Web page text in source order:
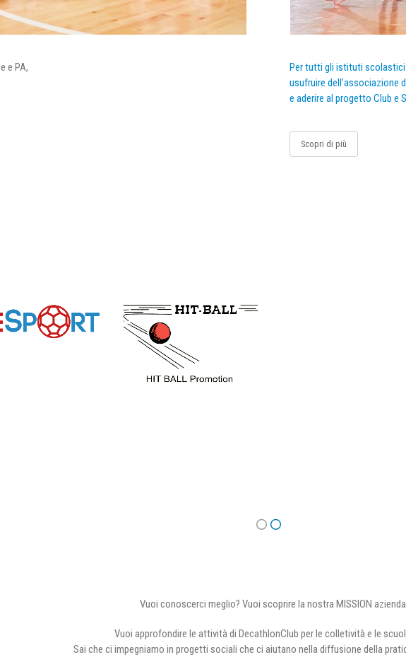
e PA,
Per tutti gli istituti scolastici
usufruire dell’associazione
e aderire al progetto Club e
Scopri di più
Vuoi conoscerci meglio? Vuoi scoprire la nostra MISSION
Vuoi approfondire le attività di DecathlonClub per le colletività e le
Sai che ci impegniamo in progetti sociali che ci aiutano nella diffusione della